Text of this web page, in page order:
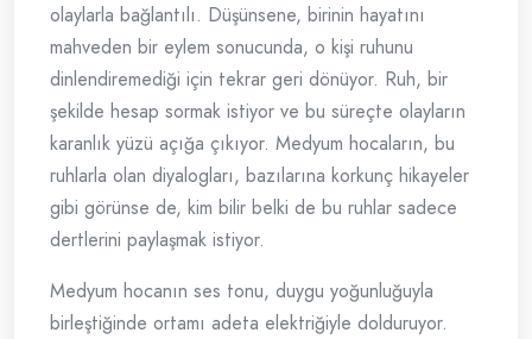
olaylarla bağlantılı. Düşünsene, birinin hayatını
mahveden bir eylem sonucunda, o kişi ruhunu
dinlendiremediği için tekrar geri dönüyor. Ruh, bir
şekilde hesap sormak istiyor ve bu süreçte olayların
karanlık yüzü açığa çıkıyor. Medyum hocaların, bu
ruhlarla olan diyalogları, bazılarına korkunç hikayeler
gibi görünse de, kim bilir belki de bu ruhlar sadece
dertlerini paylaşmak istiyor.
Medyum hocanın ses tonu, duygu yoğunluğuyla
birleştiğinde ortamı adeta elektriğiyle dolduruyor.